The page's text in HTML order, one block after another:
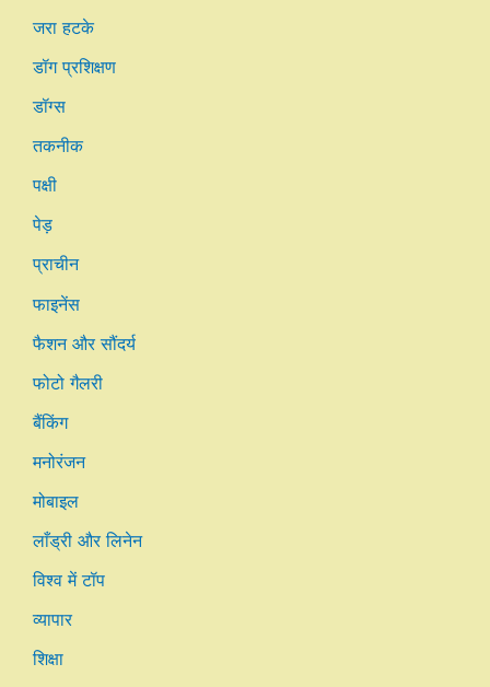
जरा हटके
डॉग प्रशिक्षण
डॉग्स
तकनीक
पक्षी
पेड़
प्राचीन
फाइनेंस
फैशन और सौंदर्य
फोटो गैलरी
बैंकिंग
मनोरंजन
मोबाइल
लाँड्री और लिनेन
विश्व में टॉप
व्यापार
शिक्षा